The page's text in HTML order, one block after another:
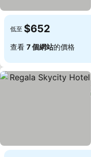
低至 $652
查看 7 個網站的價格